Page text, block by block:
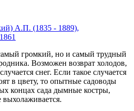
громкий, но и самый трудный
Возможен возврат холодов,
снег. Если такое случается
в цвету, то опытные садоводы
концах сада дымные костры,
выхолаживается.